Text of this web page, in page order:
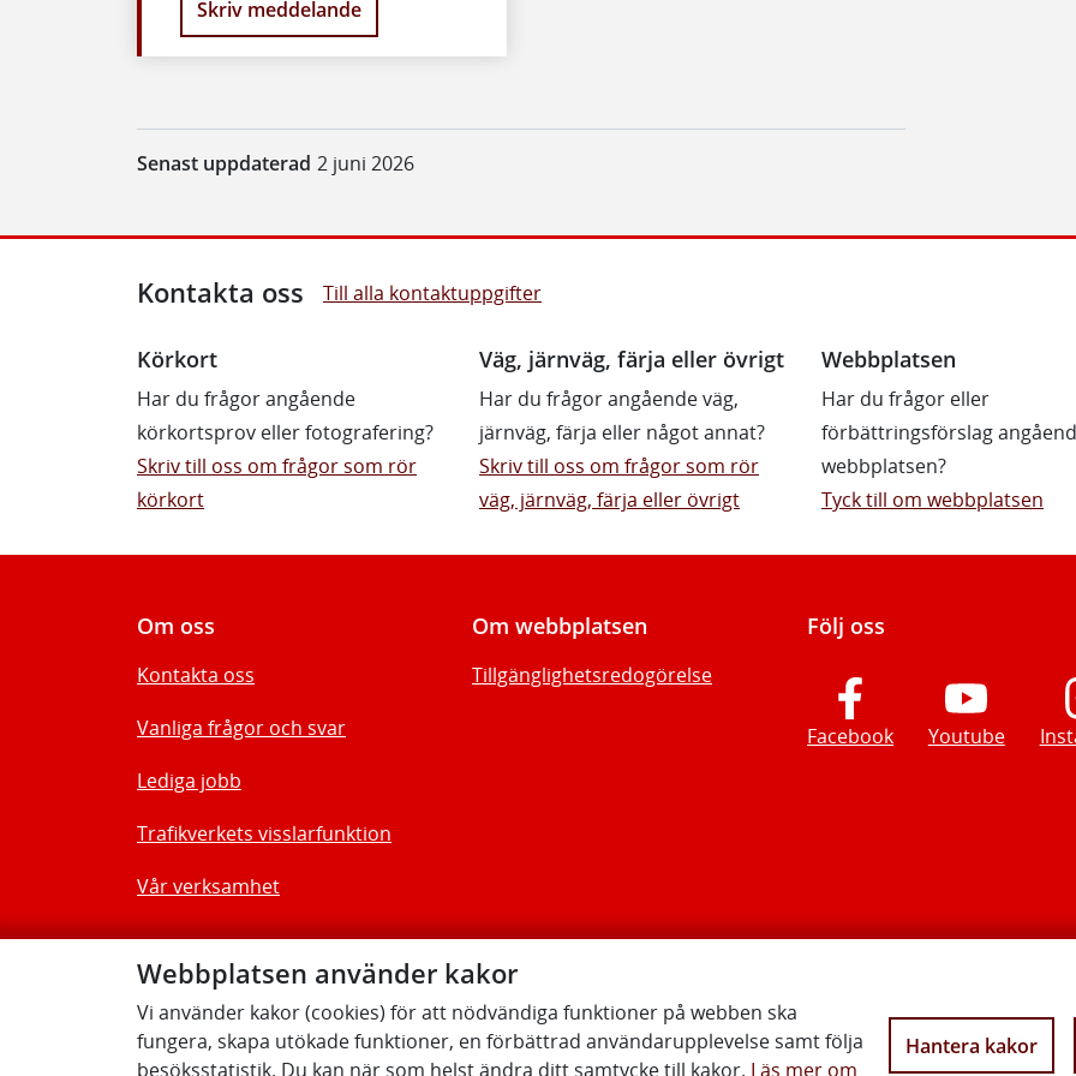
Skriv meddelande
Senast uppdaterad 2 juni 2026
Webbplatsen använder kakor
Vi använder kakor (cookies) för att nödvändiga funktioner på webben ska
fungera, skapa utökade funktioner, en förbättrad användarupplevelse samt följa
besöksstatistik. Du kan när som helst ändra ditt samtycke till kakor. Läs mer om
Hantera kakor
Kontakta oss Till alla kontaktuppgifter
Körkort
Har du frågor angående
körkortsprov eller fotografering?
Skriv till oss om frågor som rör
körkort
Väg, järnväg, färja eller övrigt
Har du frågor angående väg,
järnväg, färja eller något annat?
Skriv till oss om frågor som rör
väg, järnväg, färja eller övrigt
Webbplatsen
Har du frågor eller
förbättringsförslag
webbplatsen?
Tyck till om webbplatsen
Vi gör Sverige närmare
Om oss
Kontakta oss
Vanliga frågor och svar
Lediga jobb
Trafikverkets visslarfunktion
Vår verksamhet
Om webbplatsen
Tillgänglighetsredogörelse
Följ oss
Facebook Youtube